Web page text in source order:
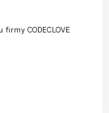
CODECLOVE